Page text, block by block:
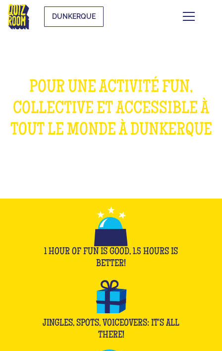
DUNKERQUE
POUR UNE ACTIVITÉ FUN,
COLLECTIVE ET ACCESSIBLE À
TOUT LE MONDE À DUNKERQUE
1 HOUR OF FUN IS GOOD, 1.5 HOURS IS
BETTER!
JINGLES, SPOTS, VOICEOVERS: IT'S ALL
THERE!